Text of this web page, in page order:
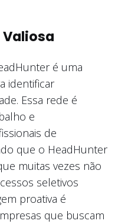
é uma
identificar
Essa rede é
e
de
que o HeadHunter
muitas vezes não
seletivos
proativa é
que buscam